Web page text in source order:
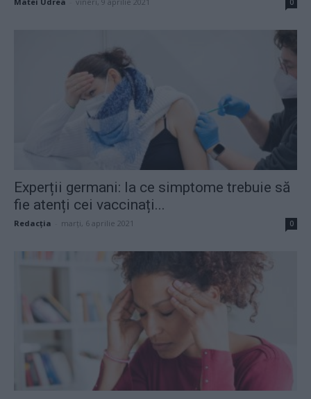
0
Experții germani: la ce simptome trebuie să
fie atenți cei vaccinați...
Redacţia marți, 6 aprilie 2021 0